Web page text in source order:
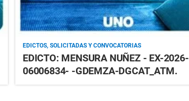
EDICTOS, SOLICITADAS Y CONVOCATORIAS
EDICTO: MENSURA NUÑEZ - EX-2026-
06006834- -GDEMZA-DGCAT_ATM.